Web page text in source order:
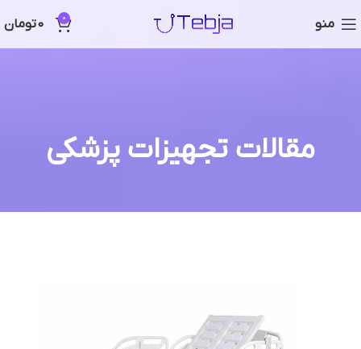
منو 0
0تومان
مقالات تجهیزات پزشکی